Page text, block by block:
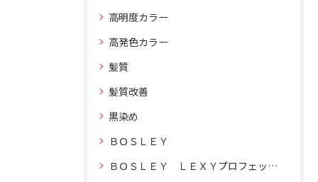
高明度カラー
高発色カラー
髪質
髪質改善
黒染め
ＢＯＳＬＥＹ
ＢＯＳＬＥＹ ＬＥＸＹプロフェッショナルドライヤー